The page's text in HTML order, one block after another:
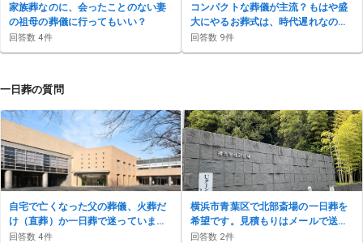
家族葬なのに、会ったことのない妻
の祖母の葬儀に行ってもいい？
回答数4件
コンパクトな葬儀が主流？もはや盛
大にやるお葬式は、時代遅れなの
か？
回答数 9件
一日葬の質問
自宅で亡くなった父の葬儀、火葬だ
け（直葬）か一日葬で迷っていま
す。北区から町屋斎場の場合の費用
回答数4件
横浜市青葉区で北部斎場の一日葬を
希望です。見積もりはメールで送っ
てもらえますか？香典返しや精進落
回答数 2件